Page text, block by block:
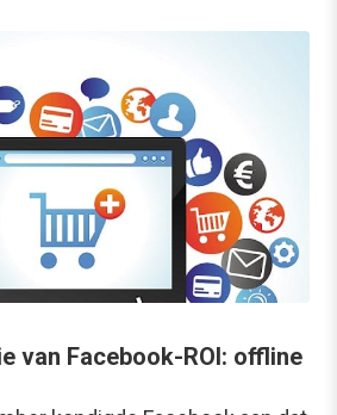
van Facebook-ROI: offline